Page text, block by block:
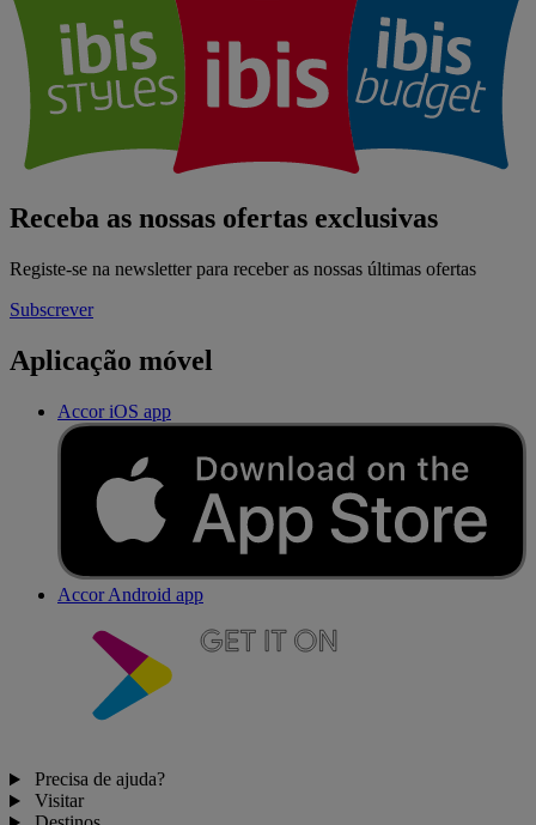
Receba as nossas ofertas exclusivas
Registe-se na newsletter para receber as nossas últimas ofertas
Subscrever
Aplicação móvel
Accor iOS app
Accor Android app
Precisa de ajuda?
Visitar